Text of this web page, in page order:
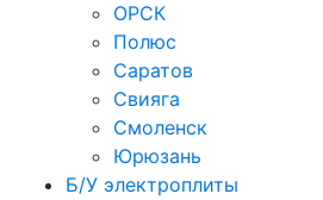
ОРСК
Полюс
Саратов
Свияга
Смоленск
Юрюзань
Б/У электроплиты